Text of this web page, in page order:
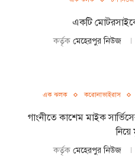
একটি
কর্তৃক মেহেরপুর নিউজ
এক ঝলক করোনাভাইরাস
গাংনীতে কাশেম মাইক
কর্তৃক মেহেরপুর নিউজ